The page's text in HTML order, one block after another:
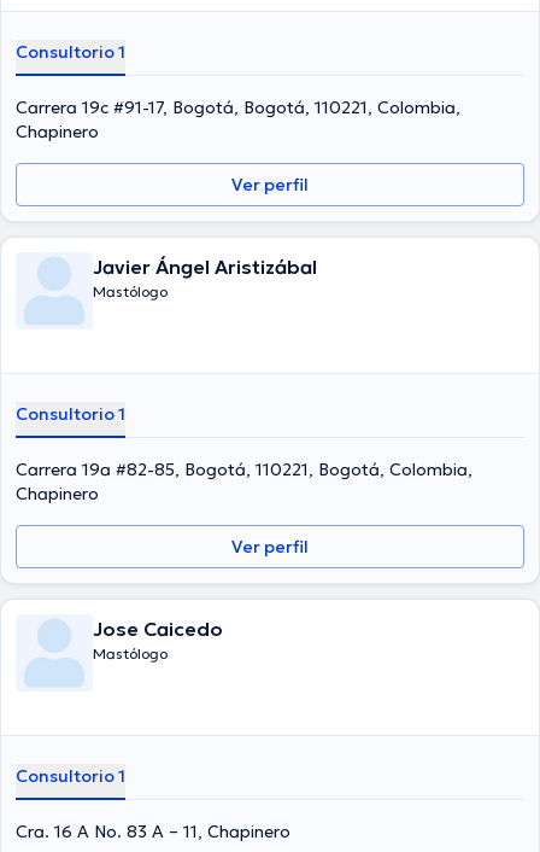
Consultorio 1
Carrera 19c #91-17, Bogotá, Bogotá, 110221, Colombia,
Chapinero
Ver perfil
Javier Ángel Aristizábal
Mastólogo
Consultorio 1
Carrera 19a #82-85, Bogotá, 110221, Bogotá, Colombia,
Chapinero
Ver perfil
Jose Caicedo
Mastólogo
Consultorio 1
Cra. 16 A No. 83 A – 11, Chapinero